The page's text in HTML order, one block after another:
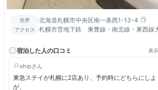
住所 北海道札幌市中央区南一条西1-13-4
アクセス
札幌市営地下鉄 東豊線・南北線・東西線
宿泊した人の口コミ
表
ship
東急ステイが札幌に2店あり、予約時にどちらにし
が、